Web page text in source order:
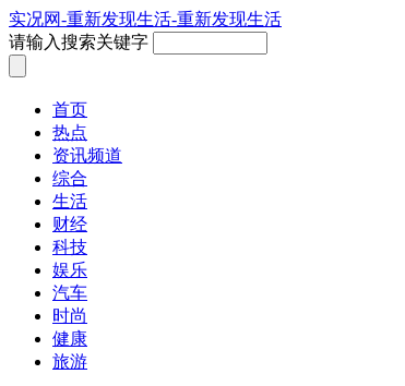
实况网-重新发现生活-重新发现生活
请输入搜索关键字
首页
热点
资讯频道
综合
生活
财经
科技
娱乐
汽车
时尚
健康
旅游